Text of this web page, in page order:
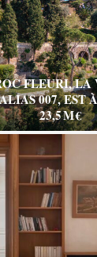
FLEURI, LA
007, EST
23,5 M €